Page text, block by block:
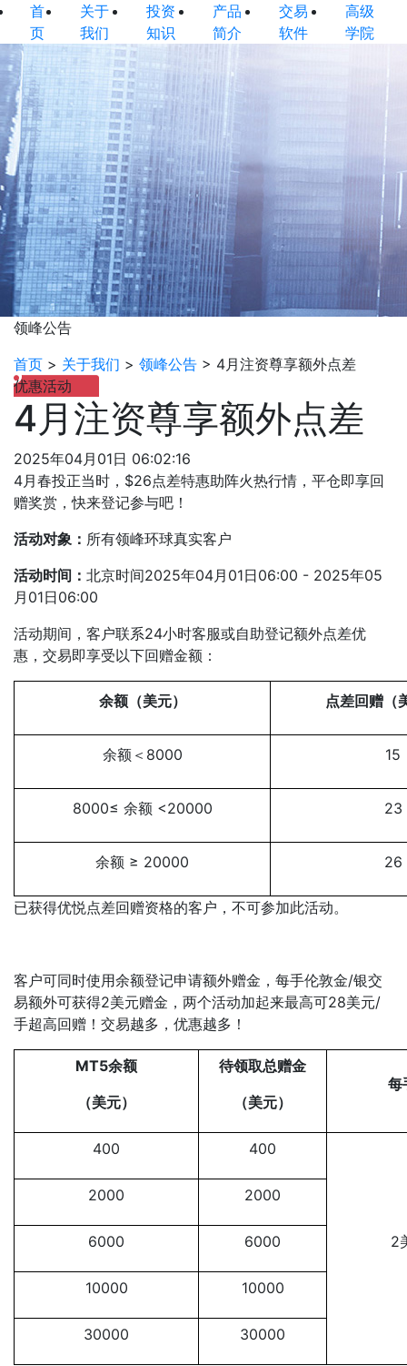
首
页
关于
我们
投资
知识
产品
简介
交易
软件
高级
学院
领峰公告
首页 > 关于我们 > 领峰公告 > 4月注资尊享额外点差
优惠活动
4月注资尊享额外点差
2025年04月01日 06:02:16
4月春投正当时，$26点差特惠助阵火热行情，平仓即享回
赠奖赏，快来登记参与吧！
活动对象： 所有领峰环球真实客户
活动时间： 北京时间2025年04月01日06:00 - 2025年05
月01日06:00
活动期间，客户联系24小时客服或自助登记额外点差优
惠，交易即享受以下回赠金额：
余额（美元） 点差回赠（
余额＜8000 15
8000≤ 余额 <20000 23
余额 ≥ 20000 26
已获得优悦点差回赠资格的客户，不可参加此活动。
客户可同时使用余额登记申请额外赠金，每手伦敦金/银交
易额外可获得2美元赠金，两个活动加起来最高可28美元/
手超高回赠！交易越多，优惠越多！
MT5余额
（美元）
待领取总赠金
（美元）
每
400 400
2
2000 2000
6000 6000
10000 10000
30000 30000